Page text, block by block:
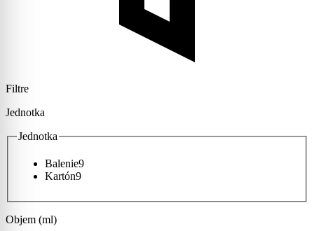
Filtre
Jednotka
Jednotka
Balenie9
Kartón9
Objem (ml)